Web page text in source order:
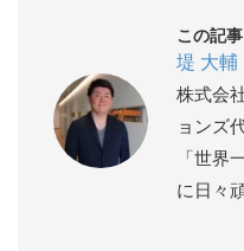
この記
堤 大輔
株式会
ョンズ
「世界
に日々